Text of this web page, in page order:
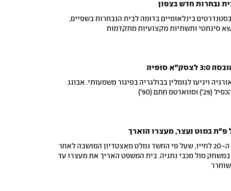
נבחרות חדש בצפון
בינלאומיים בדומה לבית הנבחרות בשפיים,
סינתטי ותשתיות מקצועיות מתקדמות
סופיה
ויגיעו לגומלין בבולגריה בפיגור משמעותי. אבונג
פ"ת במוט נעצר, מעצרו הוארך
המשטרה עצרה מאבטח בשנות ה-20 לחייו, שעל פי החשד נמלט מאצטדיון המושבה לאחר
מול מכבי נתניה. בית המשפט האריך את מעצרו עד